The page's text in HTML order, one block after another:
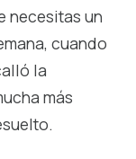
necesitas un
cuando
la
más